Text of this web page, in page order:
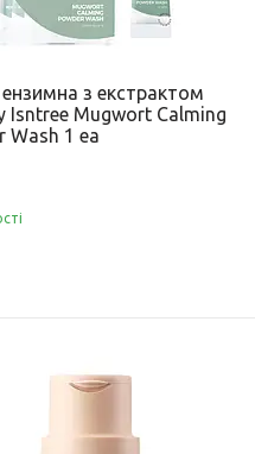
з екстрактом
Isntree Mugwort Calming
Wash 1 ea